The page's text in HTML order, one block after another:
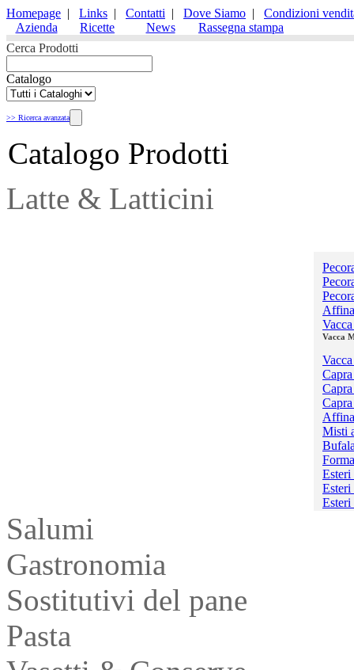
Homepage | Links | Contatti | Dove Siamo | Condizioni
Azienda
Ricette News
Rassegna stampa
Cerca Prodotti
Catalogo
>> Ricerca avanzata
Catalogo Prodotti
Latte & Latticini
Vacca
Misti
Esteri
Esteri
Esteri
Salumi
Gastronomia
Sostitutivi del pane
Pasta